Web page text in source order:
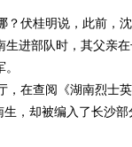
伏桂明说，此前，
进部队时，其父亲
在查阅《湖南烈士
，却被编入了长沙